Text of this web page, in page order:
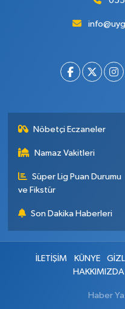
Nöbetçi Eczaneler
Namaz Vakitleri
Süper Lig Puan Durumu
ve Fikstür
Son Dakika Haberleri
İLETİŞİM KÜNYE
HAKKIMIZDA
Haber